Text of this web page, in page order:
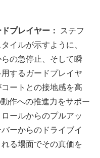
プレイヤー：
ステフ
イルが示すように、
の急停止、そして瞬
するガードプレイヤ
ートとの接地感を高
作への推進力をサポー
ールからのプルアッ
ーからのドライブイ
る場面でその真価を